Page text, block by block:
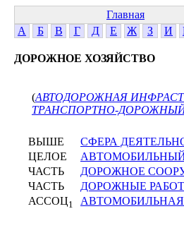
Главная
А
Б В Г Д Е Ж З И
ДОРОЖНОЕ ХОЗЯЙСТВО
(АВТОДОРОЖНАЯ
ТРАНСПОРТНО-
ВЫШЕ
СФЕРА
ЦЕЛОЕ
ЧАСТЬ
ДОРОЖНОЕ
ЧАСТЬ
ДОРОЖНЫЕ
АССОЦ1 АВТОМОБИЛЬНАЯ